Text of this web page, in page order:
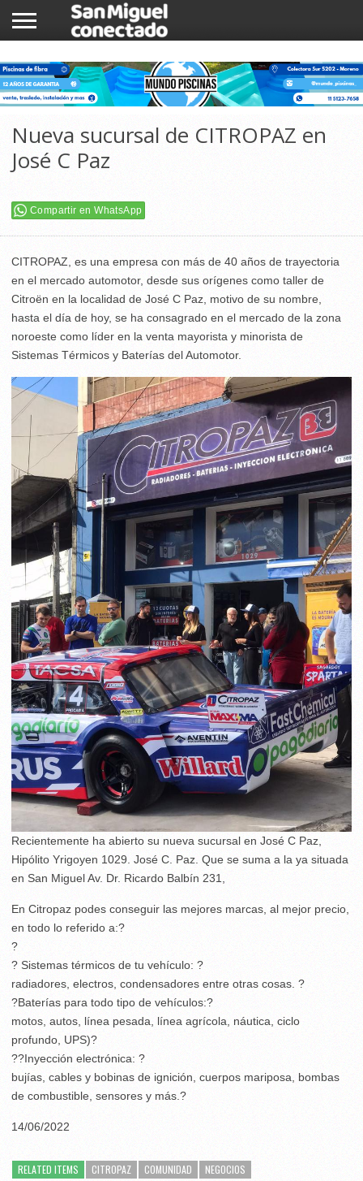
NOTICIAS
COMUNIDAD
COMERCIOS
Nueva sucursal de CITROPAZ en
José C Paz
Compartir en WhatsApp
CITROPAZ, es una empresa con más de 40 años de trayectoria
en el mercado automotor, desde sus orígenes como taller de
Citroën en la localidad de José C Paz, motivo de su nombre,
hasta el día de hoy, se ha consagrado en el mercado de la zona
noroeste como líder en la venta mayorista y minorista de
Sistemas Térmicos y Baterías del Automotor.
Recientemente ha abierto su nueva sucursal en José C Paz,
Hipólito Yrigoyen 1029. José C. Paz. Que se suma a la ya situada
en San Miguel Av. Dr. Ricardo Balbín 231,
En Citropaz podes conseguir las mejores marcas, al mejor precio,
en todo lo referido a:?
?
? Sistemas térmicos de tu vehículo: ?
radiadores, electros, condensadores entre otras cosas. ?
?Baterías para todo tipo de vehículos:?
motos, autos, línea pesada, línea agrícola, náutica, ciclo
profundo, UPS)?
??Inyección electrónica: ?
bujías, cables y bobinas de ignición, cuerpos mariposa, bombas
de combustible, sensores y más.?
14/06/2022
RELATED ITEMS CITROPAZ COMUNIDAD NEGOCIOS